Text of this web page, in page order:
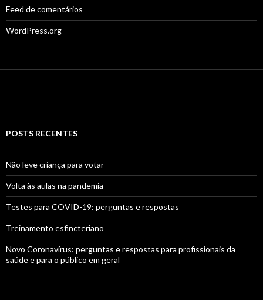
Feed de comentários
WordPress.org
POSTS RECENTES
Não leve criança para votar
Volta às aulas na pandemia
Testes para COVID-19: perguntas e respostas
Treinamento esfincteriano
Novo Coronavírus: perguntas e respostas para profissionais da
saúde e para o público em geral